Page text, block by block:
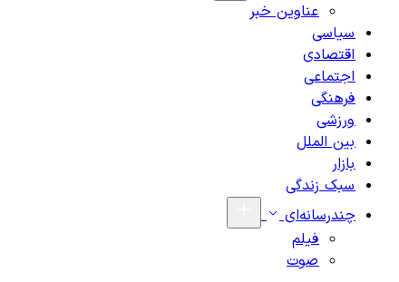
عناوین خبر
سیاسی
اقتصادی
اجتماعی
فرهنگی
ورزشی
بین الملل
بازار
سبک زندگی
چندرسانه‌ای
فیلم
صوت